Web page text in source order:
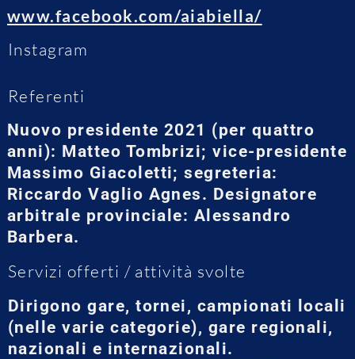
www.facebook.com/aiabiella/
Instagram
Referenti
Nuovo presidente 2021 (per quattro
anni): Matteo Tombrizi; vice-presidente
Massimo Giacoletti; segreteria:
Riccardo Vaglio Agnes. Designatore
arbitrale provinciale: Alessandro
Barbera.
Servizi offerti / attività svolte
Dirigono gare, tornei, campionati locali
(nelle varie categorie), gare regionali,
nazionali e internazionali.